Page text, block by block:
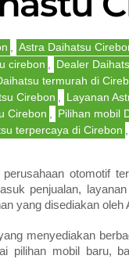
, Astra Daihatsu
cirebon , Dealer
termurah di
Cirebon , Layanan
Cirebon , Pilihan mobil
terpercaya di Cirebon ,
otomotif
penjualan,
yang disediakan oleh
menyediakan
pilihan mobil baru,